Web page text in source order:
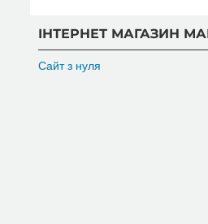
ІНТЕРНЕТ МАГАЗИН
Сайт з нуля